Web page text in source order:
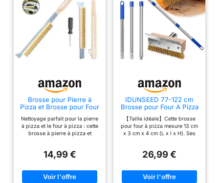
Brosse pour Pierre à
Pizza et Brosse pour Four
à Pizza avec racloir en
Acier Inoxydable - Poils
en Laiton, Manche en
Bois (Anneau de
Nettoyage parfait pour la pierre
à pizza et le four à pizza : cette
brosse à pierre à pizza et
résidus brûlés avec un grattoir
idéal pour les saletés tenaces.
14,99 €
IDUNSEED 77-122 cm
Brosse pour Four A Pizza
Détachable
【Taille idéale】Cette brosse
pour four à pizza mesure 13 cm
x 3 cm x 4 cm (L x l x H). Ses
sales. Grâce à leurs poils de 4
un usage domestique et
professionnel. 【Haute
26,99 €